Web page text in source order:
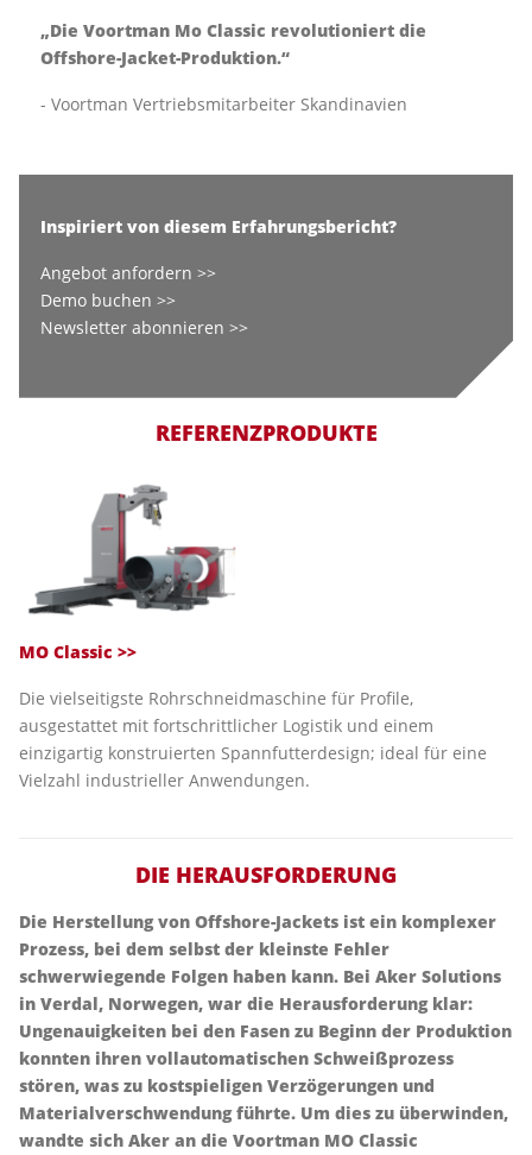
„Die Voortman Mo Classic revolutioniert die
Offshore-Jacket-Produktion.“
- Voortman Vertriebsmitarbeiter Skandinavien
Inspiriert von diesem Erfahrungsbericht?
Angebot anfordern >>
Demo buchen >>
Newsletter abonnieren >>
REFERENZPRODUKTE
MO Classic >>
Die vielseitigste Rohrschneidmaschine für Profile,
ausgestattet mit fortschrittlicher Logistik und einem
einzigartig konstruierten Spannfutterdesign; ideal für eine
Vielzahl industrieller Anwendungen.
DIE HERAUSFORDERUNG
Die Herstellung von Offshore-Jackets ist ein komplexer
Prozess, bei dem selbst der kleinste Fehler
schwerwiegende Folgen haben kann. Bei Aker Solutions
in Verdal, Norwegen, war die Herausforderung klar:
Ungenauigkeiten bei den Fasen zu Beginn der Produktion
konnten ihren vollautomatischen Schweißprozess
stören, was zu kostspieligen Verzögerungen und
Materialverschwendung führte. Um dies zu überwinden,
wandte sich Aker an die Voortman MO Classic